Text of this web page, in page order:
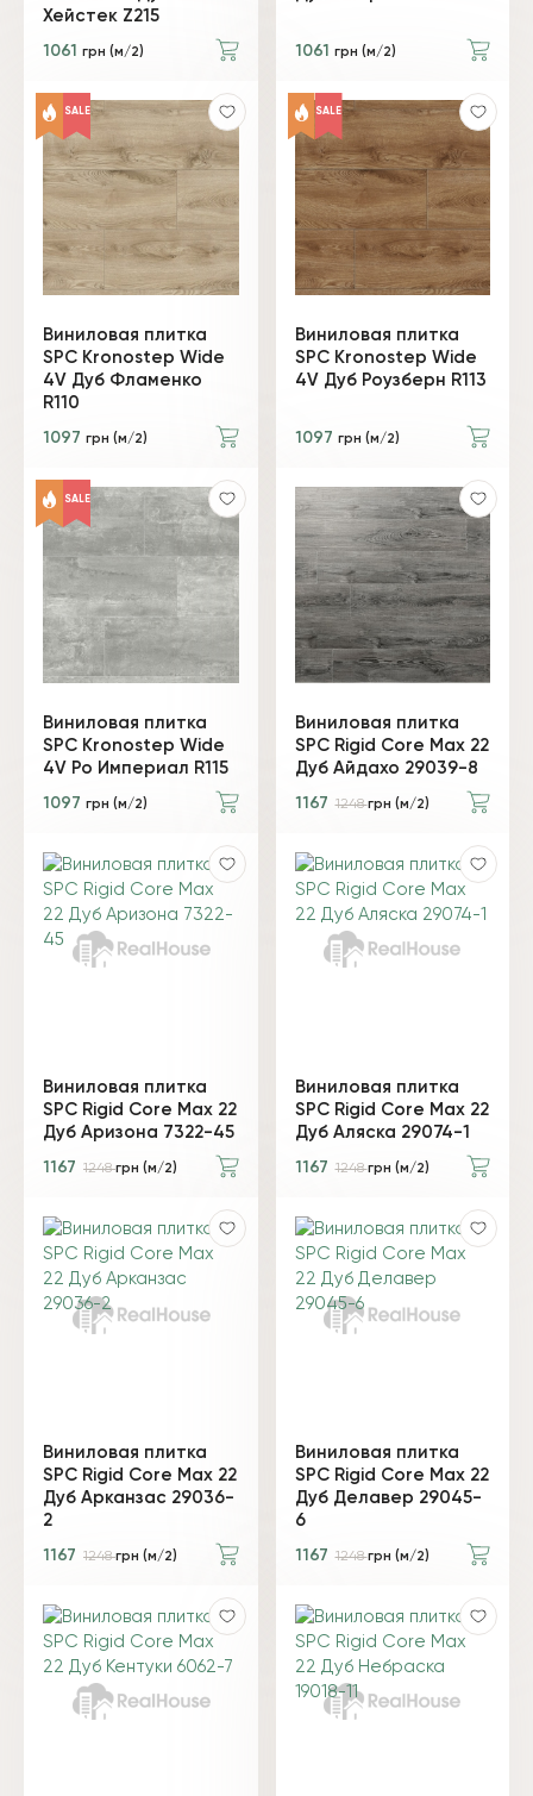
Хейстек Z215
1061 грн (м/2) 1061 грн (м/2)
SALE
Виниловая плитка
SPC Kronostep Wide
4V Дуб Фламенко
R110
1097 грн (м/2)
SALE
Виниловая плитка
SPC Kronostep Wide
4V Дуб Роузберн R113
1097 грн (м/2)
SALE
Виниловая плитка
SPC Kronostep Wide
4V Ро Империал R115
1097 грн (м/2)
Виниловая плитка
SPC Rigid Core Max 22
Дуб Айдахо 29039-8
1167 1248грн (м/2)
Виниловая плитка
SPC Rigid Core Max 22
Дуб Аризона 7322-45
1167 1248грн (м/2)
Виниловая плитка
SPC Rigid Core Max 22
Дуб Аляска 29074-1
1167 1248грн (м/2)
Виниловая плитка
SPC Rigid Core Max 22
Дуб Арканзас 29036-
2
1167 1248грн (м/2)
Виниловая плитка
SPC Rigid Core Max 22
Дуб Делавер 29045-
6
1167 1248грн (м/2)